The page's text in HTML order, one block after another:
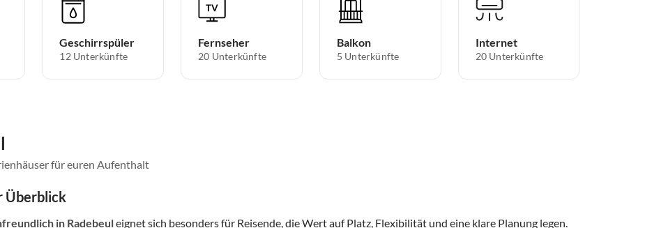
Geschirrspüler
12 Unterkünfte
Fernseher
20 Unterkünfte
Balkon
5 Unterkünfte
Internet
20 Unterkünfte
für euren Aufenthalt
Überblick
in Radebeuleignet sich besonders für Reisende, die Wert auf Platz, Flexibilität und eine klare Planung legen.